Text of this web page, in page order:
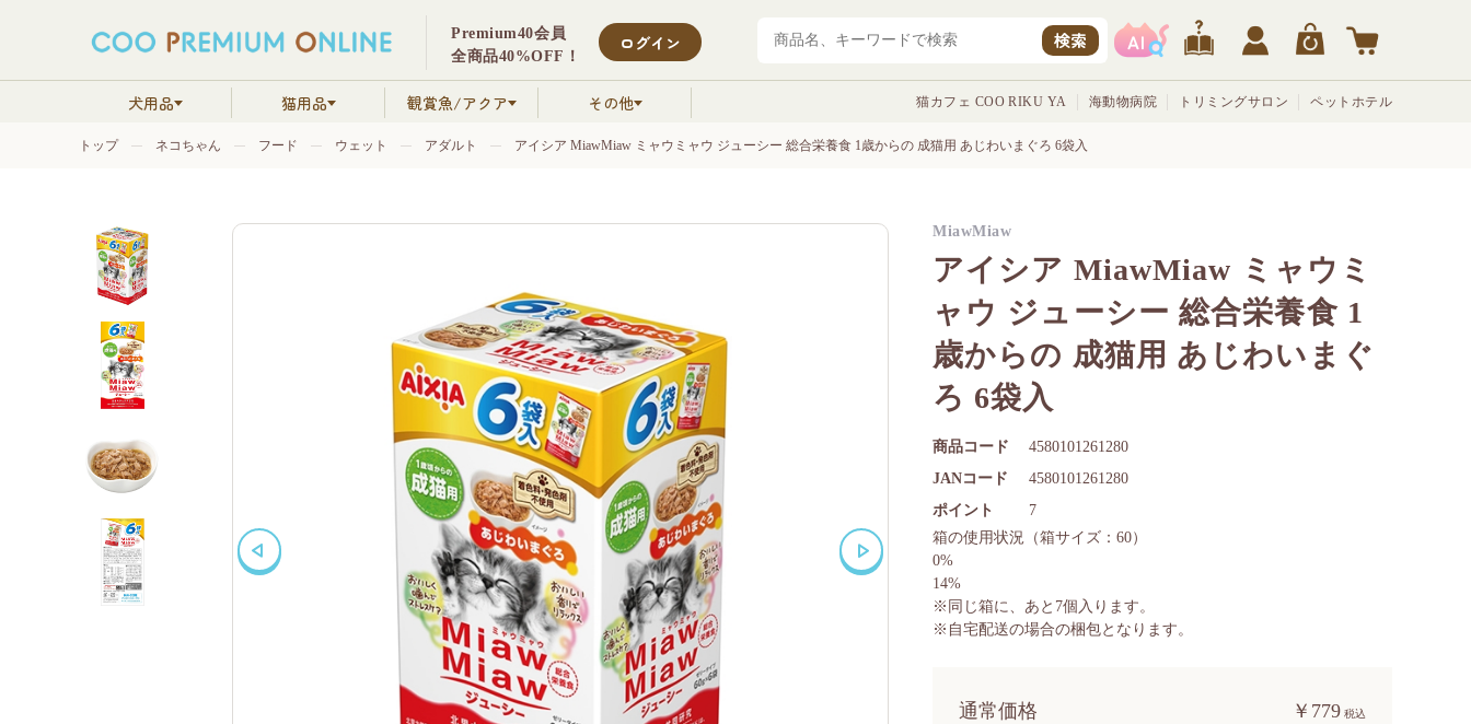
Premium40会員
全商品40%OFF！
ログイン 検索
犬用品 猫用品 観賞魚/アクア その他 猫カフェ COO RIKU YA 海動物病院 トリミングサロン ペットホテル
トップ ネコちゃん フード ウェット アダルト アイシア MiawMiaw ミャウミャウ ジューシー 総合栄養食 1歳からの 成猫用 あじわいまぐろ 6袋入
アイシア MiawMiaw ミャウミ
ャウ ジューシー 総合栄養食 1
歳からの 成猫用 あじわいまぐ
ろ 6袋入
通常価格 ￥779
商品コード 4580101261280
ポイント 7
JANコード 4580101261280
箱の使用状況 （箱サイズ：60）
0%
14%
※同じ箱に、あと 7個入ります。
※自宅配送の場合の梱包となります。
MiawMiaw